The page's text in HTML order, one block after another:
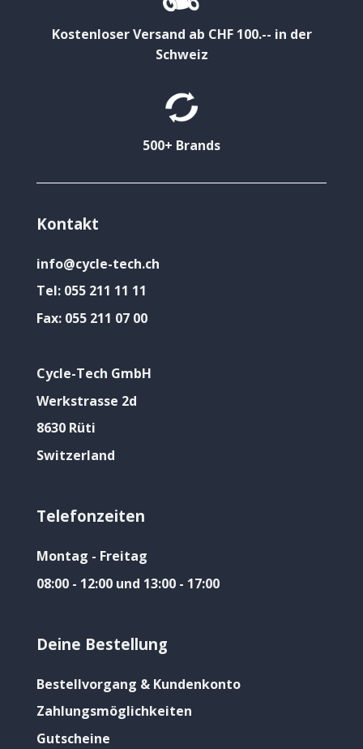
Kostenloser Versand ab CHF 100.-- in der
Schweiz
500+ Brands
Kontakt
info@cycle-tech.ch
Tel: 055 211 11 11
Fax: 055 211 07 00
Cycle-Tech GmbH
Werkstrasse 2d
8630 Rüti
Switzerland
Telefonzeiten
Montag - Freitag
08:00 - 12:00 und 13:00 - 17:00
Deine Bestellung
Bestellvorgang & Kundenkonto
Zahlungsmöglichkeiten
Gutscheine